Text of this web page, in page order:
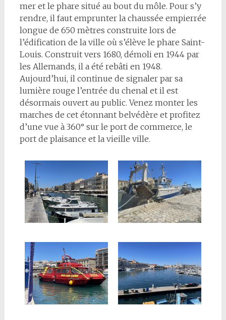
mer et le phare situé au bout du môle. Pour s’y
rendre, il faut emprunter la chaussée empierrée
longue de 650 mètres construite lors de
l’édification de la ville où s’élève le phare Saint-
Louis. Construit vers 1680, démoli en 1944 par
les Allemands, il a été rebâti en 1948.
Aujourd’hui, il continue de signaler par sa
lumière rouge l’entrée du chenal et il est
désormais ouvert au public. Venez monter les
marches de cet étonnant belvédère et profitez
d’une vue à 360° sur le port de commerce, le
port de plaisance et la vieille ville.